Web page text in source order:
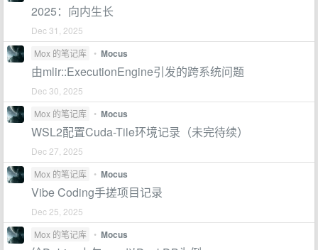
2025：向内生长
Dec 31, 2025
Mox 的笔记库
• Mocus
由mlir::ExecutionEngine引发的跨系统问题
Dec 30, 2025
Mox 的笔记库
• Mocus
WSL2配置Cuda-Tile环境记录（未完待续）
Dec 27, 2025
Mox 的笔记库
• Mocus
Vibe Coding手搓项目记录
Dec 25, 2025
Mox 的笔记库
• Mocus